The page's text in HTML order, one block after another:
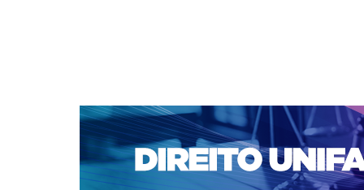
CAPA SOBRE ACESSO CADASTRO
NOTÍCIAS
EDIÇÕES DE Nº 1 A 100 WEBMAIL
Capa>n. 300 (2025) > Estivalet de Mello